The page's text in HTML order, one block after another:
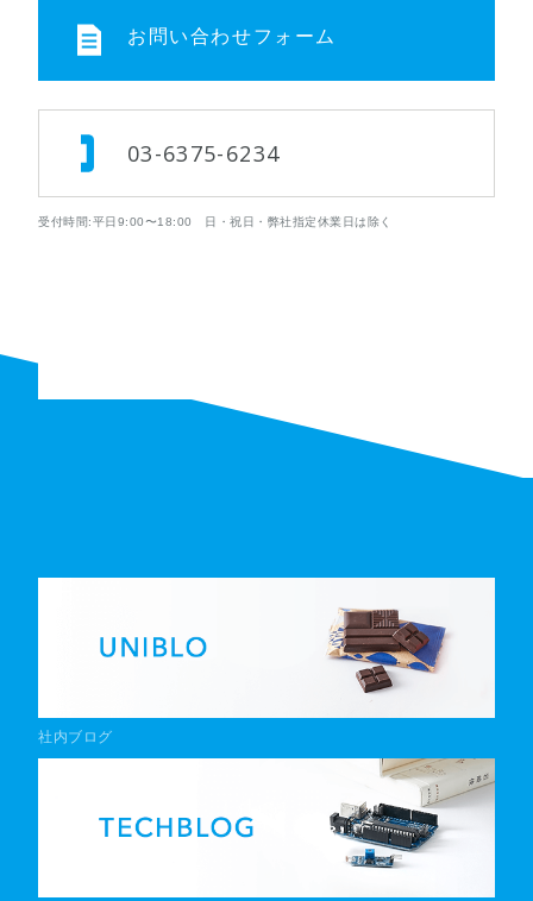
お問い合わせフォーム
03-6375-6234
受付時間:平日9:00〜18:00 日・祝日・弊社指定休業日は除く
社内ブログ